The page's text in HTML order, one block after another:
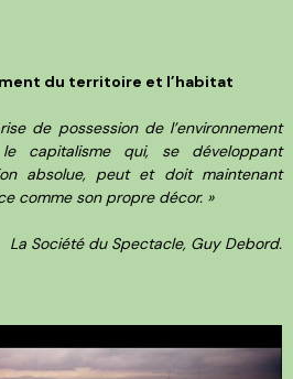
du territoire et l’habitat
de possession de l’environnement
capitalisme qui, se développant
absolue, peut et doit maintenant
comme son propre décor. »
La Société du Spectacle, Guy Debord.